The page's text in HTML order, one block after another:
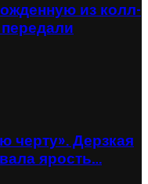
из колл-
черту». Дерзкая
ярость…